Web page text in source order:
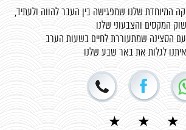
המיוחדת שלנו שמפגישה בין העבר להווה ולעתיד,
המקסים והצבעוני שלנו
עם הסצינה שמתעוררת לחיים בשעות הערב
לגלות את באר שבע שלנו